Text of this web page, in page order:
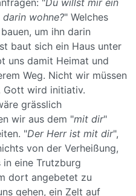
"Du willst mir ein
wohne?" Welches
um ihn darin
baut sich ein Haus unter
uns damit Heimat und
Weg. Nicht wir müssen
Gott wird initiativ.
grässlich
wir aus dem "mit dir"
"Der Herr ist mit dir",
von der Verheißung,
eine Trutzburg
dort angebetet zu
gehen, ein Zelt auf